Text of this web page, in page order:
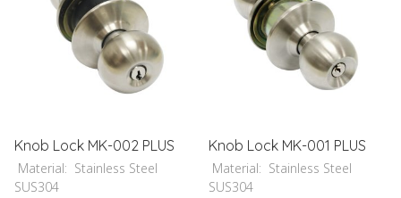
Knob Lock MK-002 PLUS
Material: Stainless Steel
SUS304
Knob Lock MK-001 PLUS
Material: Stainless Steel
SUS304